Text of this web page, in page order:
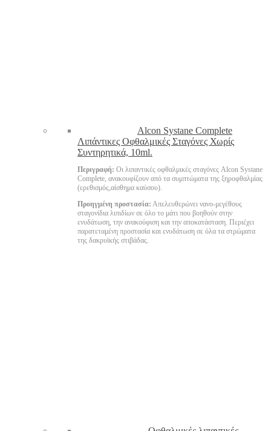
Alcon Systane Complete
Λιπάντικες Οφθαλμικές Σταγόνες Χωρίς
Συντηρητικά, 10ml.
Περιγραφή: Οι λιπαντικές οφθαλμικές σταγόνες Alcon Systane
Complete, ανακουφίζουν από τα συμπτώματα της ξηροφθαλμίας
(ερεθισμός,αίσθημα καύσου).
Προηγμένη προστασία: Απελευθερώνει νανο-μεγέθους
σταγονίδια λιπιδίων σε όλο το μάτι που βοηθούν στην
ενυδάτωση, την ανακούφιση και την αποκατάσταση. Περιέχει
παρατεταμένη προστασία και ενυδάτωση σε όλα τα στρώματα
της δακρυϊκής στιβάδας.